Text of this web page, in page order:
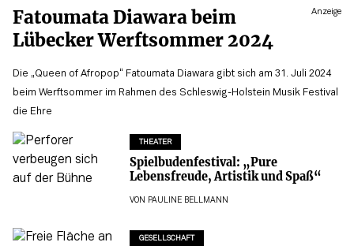
Anzeige
Fatoumata Diawara beim
Lübecker Werftsommer 2024
Die „Queen of Afropop“ Fatoumata Diawara gibt sich am 31. Juli 2024
beim Werftsommer im Rahmen des Schleswig-Holstein Musik Festival
die Ehre
THEATER
Spielbudenfestival: „Pure
Lebensfreude, Artistik und Spaß“
VON PAULINE BELLMANN
GESELLSCHAFT